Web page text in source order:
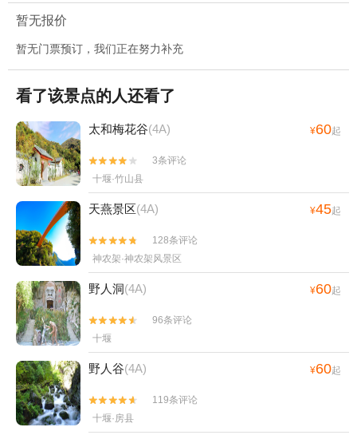
暂无报价
暂无门票预订，我们正在努力补充
看了该景点的人还看了
太和梅花谷(4A) ¥60起


3条评论
十堰·竹山县
天燕景区(4A) ¥45起


128条评论
神农架·神农架风景区
野人洞(4A) ¥60起


96条评论
十堰
野人谷(4A) ¥60起


119条评论
十堰·房县